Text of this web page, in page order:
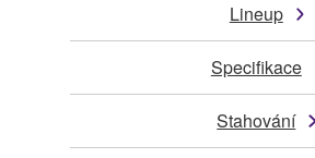
Lineup
Specifikace
Stahování